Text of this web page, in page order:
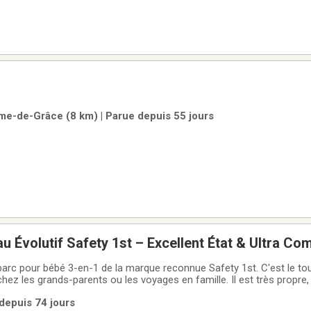
de-Grâce (8 km) | Parue depuis 55 jours
Évolutif Safety 1st – Excellent État & Ultra
pour bébé 3-en-1 de la marque reconnue Safety 1st. C'est le
les grands-parents ou les voyages en famille. Il est très
74 jours